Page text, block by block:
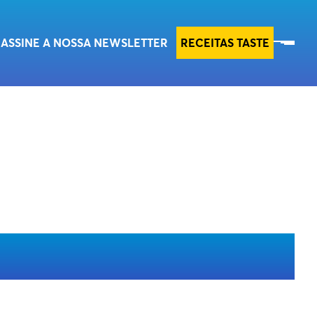
ASSINE A NOSSA NEWSLETTER RECEITAS TASTE
RECEITAS TASTE
EMPÓRIO TASTE